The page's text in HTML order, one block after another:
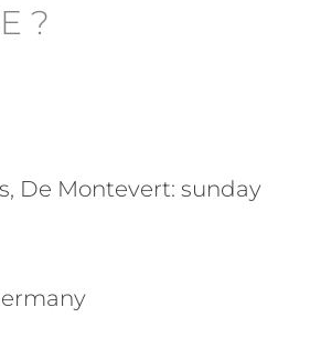
?
De Montevert: sunday